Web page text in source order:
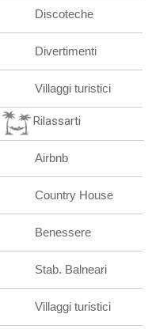
Discoteche
Divertimenti
Villaggi turistici
Rilassarti
Airbnb
Country House
Benessere
Stab. Balneari
Villaggi turistici